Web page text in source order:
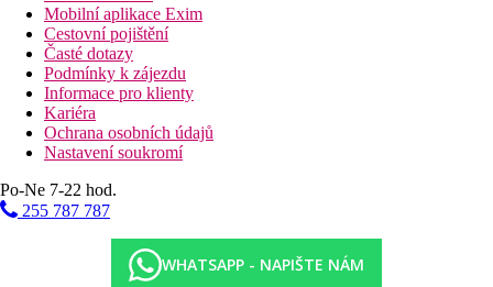
Mobilní aplikace Exim
Cestovní pojištění
Časté dotazy
Podmínky k zájezdu
Informace pro klienty
Kariéra
Ochrana osobních údajů
Nastavení soukromí
Po-Ne 7-22 hod.
255 787 787
WHATSAPP - NAPIŠTE NÁM